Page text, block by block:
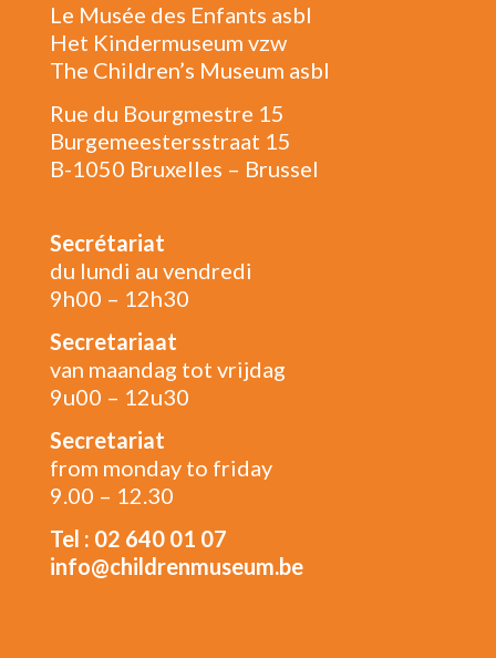
Le Musée des Enfants asbl
Het Kindermuseum vzw
The Children’s Museum asbl
Rue du Bourgmestre 15
Burgemeestersstraat 15
B-1050 Bruxelles – Brussel
Secrétariat
du lundi au vendredi
9h00 – 12h30
Secretariaat
van maandag tot vrijdag
9u00 – 12u30
Secretariat
from monday to friday
9.00 – 12.30
Tel : 02 640 01 07
info@childrenmuseum.be